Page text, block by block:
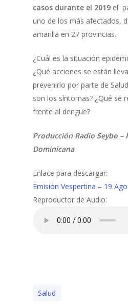
casos durante el 2019 el
uno de los más afectados,
amarilla en 27 provincias.
¿Cuál es la situación
¿Qué acciones se están
prevenirlo por parte de
son los síntomas? ¿Qué se
frente al dengue?
Producción Radio Seybo –
Dominicana
Enlace para descargar:
Emisión Vespertina – 19
Reproductor de Audio:
Salud